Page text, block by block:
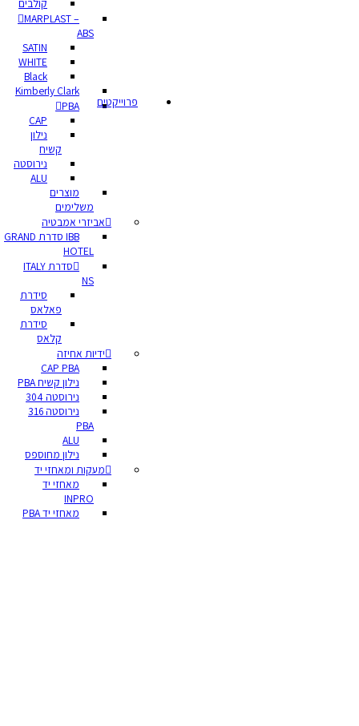
קולבים
MARPLAST –
ABS
SATIN
WHITE
Black
Kimberly Clark
PBA
CAP
נילון
קשיח
נירוסטה
ALU
מוצרים
משלימים
אביזרי אמבטיה
IBB סדרת GRAND
HOTEL
סדרת ITALY
NS
סידרת
פאלאס
סידרת
קלאס
ידיות אחיזה
CAP PBA
נילון קשיח PBA
נירוסטה 304
נירוסטה 316
PBA
ALU
נילון מחוספס
מעקות ומאחזי יד
מאחזי יד
INPRO
מאחזי יד PBA
פרוייקטים